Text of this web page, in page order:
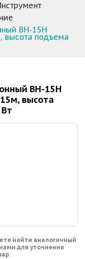
ВН-15Н
высота подъема
ВН-15Н
высота
найти аналогичный
для уточнения